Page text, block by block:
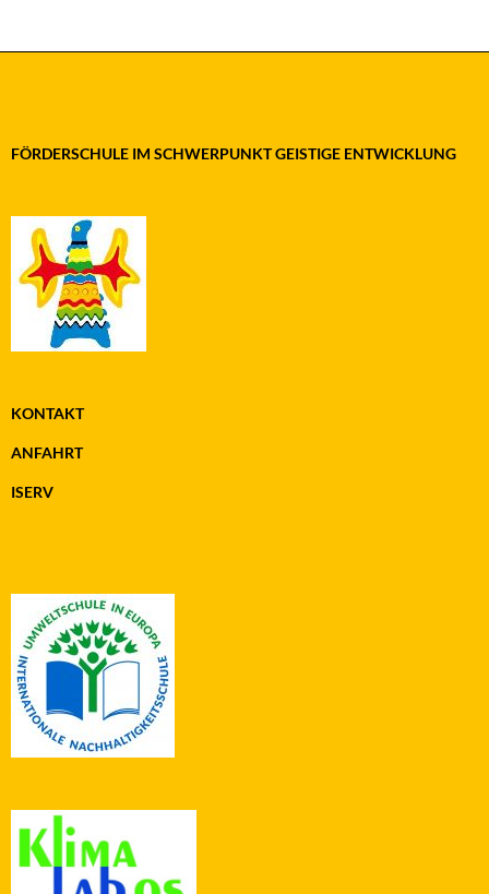
FÖRDERSCHULE IM SCHWERPUNKT GEISTIGE ENTWICKLUNG
KONTAKT
ANFAHRT
ISERV